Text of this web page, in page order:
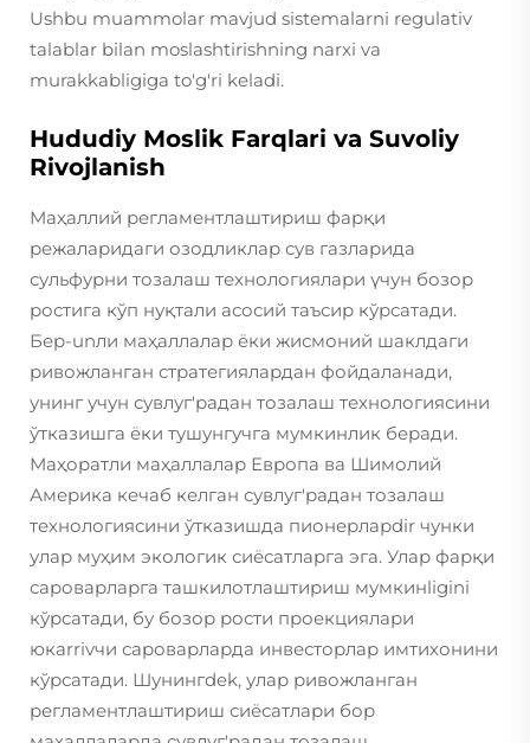
Ushbu muammolar mavjud sistemalarni regulativ
talablar bilan moslashtirishning narxi va
murakkabligiga to'g'ri keladi.
Hududiy Moslik Farqlari va Suvoliy
Rivojlanish
Маҳаллий регламентлаштириш фарқи
режаларидаги озодликлар сув газларида
сульфурни тозалаш технологиялари үчун бозор
ростига кўп нуқтали асосий таъсир кўрсатади.
Бер-unли маҳаллалар ёки жисмоний шаклдаги
ривожланган стратегиялардан фойдаланади,
унинг учун сувлуг'радан тозалаш технологиясини
ўтказишга ёки тушунгучга мумкинлик беради.
Маҳоратли маҳаллалар Европа ва Шимолий
Америка кечаб келган сувлуг'радан тозалаш
технологиясини ўтказишда пионерларdir чунки
улар муҳим экологик сиёсатларга эга. Улар фарқи
сароварларга ташкилотлаштириш мумкинligini
кўрсатади, бу бозор рости проекциялари
юкarrivчи сароварларда инвесторлар имтихонини
кўрсатади. Шунингdek, улар ривожланган
регламентлаштириш сиёсатлари бор